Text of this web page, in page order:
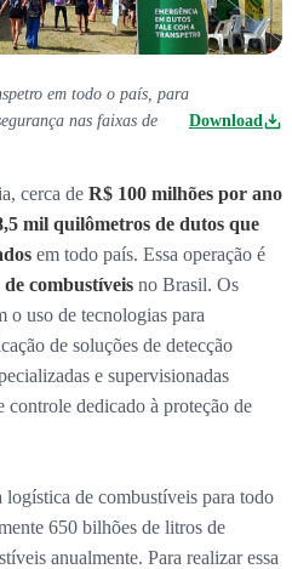
em todo o país, para
nas faixas de
Download
cerca de R$ 100 milhões por ano
mil quilômetros de dutos que
em todo país. Essa operação é
combustíveis no Brasil. Os
o uso de tecnologias para
de soluções de detecção
e supervisionadas
dedicado à proteção de
logística de combustíveis para todo
650 bilhões de litros de
anualmente. Para realizar essa